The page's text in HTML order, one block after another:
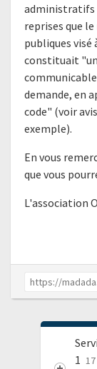
administratifs
reprises que
publiques visé
constituait
demande, en
code" (voir
exemple).
En vous
que vous
L'association
1